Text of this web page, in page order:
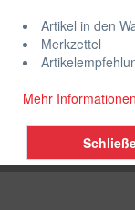
Artikel in den
Merkzettel
Mehr Informationen